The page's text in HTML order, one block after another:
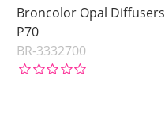
Broncolor Opal Diffusers
P70
BR-3332700